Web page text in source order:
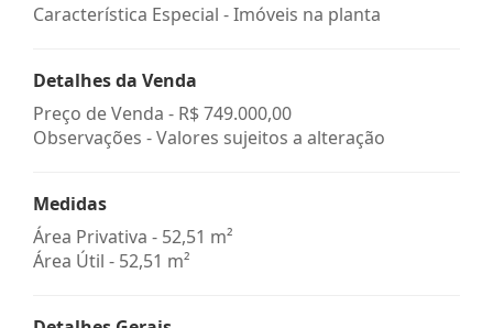
Característica Especial - Imóveis na planta
Detalhes da Venda
Preço de Venda - R$ 749.000,00
Observações - Valores sujeitos a alteração
Medidas
Área Privativa - 52,51 m²
Área Útil - 52,51 m²